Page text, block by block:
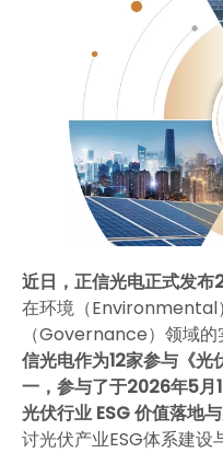
近日，正信光电正式发布
在环境（Environmental
（Governance）领域的
信光电作为12家参与《光
一，参与了于2026年5月
光伏行业 ESG 价值落地
讨光伏产业ESG体系建设